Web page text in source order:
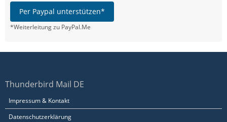
Per Paypal unterstützen*
*Weiterleitung zu PayPal.Me
Thunderbird Mail DE
Impressum & Kontakt
Datenschutzerklärung